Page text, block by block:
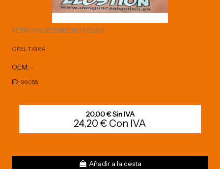
RETROVISOR DERECHO NEGRO
OPEL TIGRA
OEM: -
ID: 99055
20,00 € Sin IVA
24,20 € Con IVA
Añadir a la cesta